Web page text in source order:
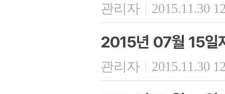
관리자 | 2015.11.30
2015년 07월 15일
관리자 | 2015.11.30